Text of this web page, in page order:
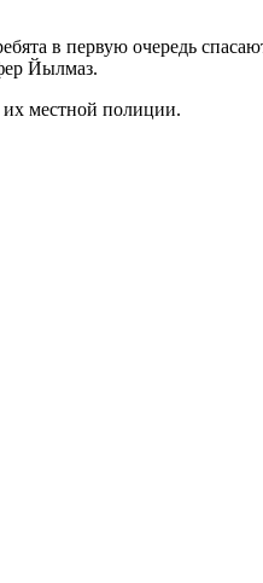
в первую очередь
Йылмаз.
местной полиции.